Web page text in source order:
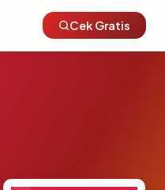
Cek Gratis